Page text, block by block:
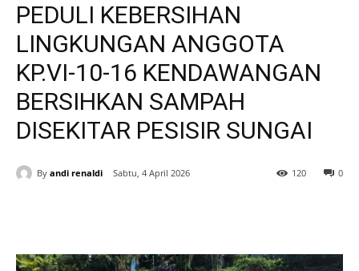
PEDULI KEBERSIHAN
LINGKUNGAN ANGGOTA
KP.VI-10-16 KENDAWANGAN
BERSIHKAN SAMPAH
DISEKITAR PESISIR SUNGAI
By andi renaldi Sabtu, 4 April 2026 0
120